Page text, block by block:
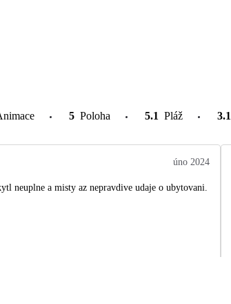
5 Poloha 5.1 Pláž 3.1
úno 2024
neuplne a misty az nepravdive udaje o ubytovani.